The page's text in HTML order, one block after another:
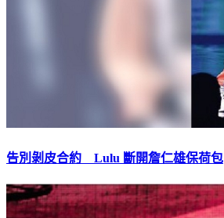
告別剝皮合約 Lulu 斷開詹仁雄保荷包